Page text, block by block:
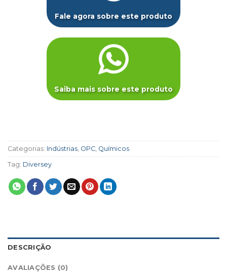
Fale agora sobre este produto
Saiba mais sobre este produto
Categorias: Indústrias OPC Químicos
Tag: Diversey
DESCRIÇÃO
AVALIAÇÕES (0)